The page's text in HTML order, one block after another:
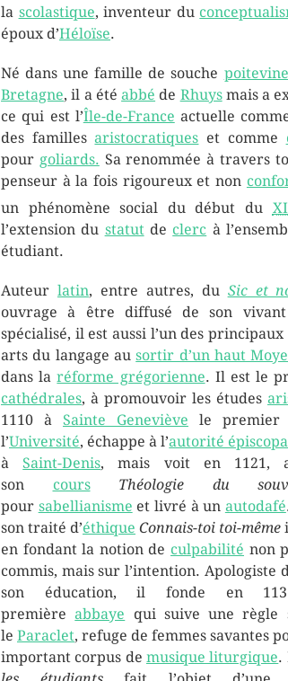
la scolastique, inventeur du
époux d’Héloïse.
Né dans une famille de souche poitevine
Bretagne, il a étéabbé de Rhuysmais a
ce qui est l’Île-de-France actuelle
des famillesaristocratiques et comme
pour goliards. Sa renommée à travers
penseur à la fois rigoureux et non
un phénomène social du début du
l’extension du statutde clerc à
étudiant.
Auteur latin, entre autres, du Sic et
ouvrage à être diffusé de son
spécialisé, il est aussi l’un des
arts du langage ausortir d’un haut
dans laréforme grégorienne. Il est le
cathédrales, à promouvoir les études
1110 à Sainte Geneviève le premier
l’Université, échappe à l’autorité
àSaint-Denis, mais voit en 1121,
son cours Théologie du
pour sabellianisme et livré à un autodafé
son traité d’éthique Connais-toi toi-même
en fondant la notion de culpabilité non
commis, mais sur l’intention. Apologiste
son éducation, il fonde en
premièreabbaye qui suive une règle
le Paraclet, refuge de femmes savantes
important corpus de musique liturgique.